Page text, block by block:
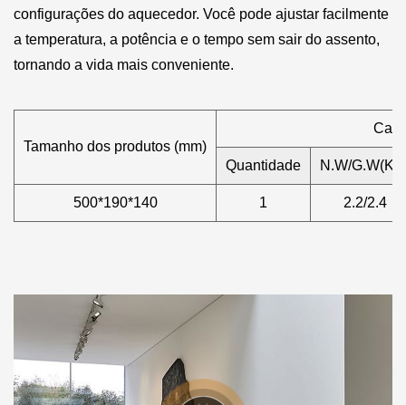
configurações do aquecedor. Você pode ajustar facilmente
a temperatura, a potência e o tempo sem sair do assento,
tornando a vida mais conveniente.
Tamanho dos produtos (mm)
Quantidade N.W/
500*190*140 1 2.2/2.4